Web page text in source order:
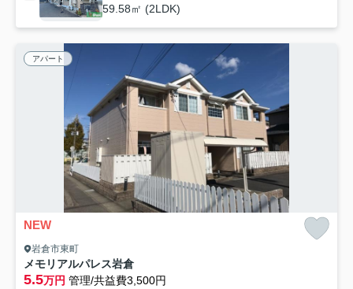
59.58㎡ (2LDK)
アパート
NEW
岩倉市東町
メモリアルパレス岩倉
5.5万円 管理/共益費3,500円